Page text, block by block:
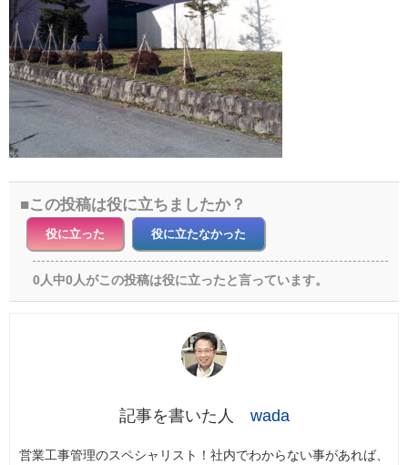
この投稿は役に立ちましたか？
役に立った 役に立たなかった
0人中0人がこの投稿は役に立ったと言っています。
wada
営業工事管理のスペシャリスト！社内でわからない事があれば、